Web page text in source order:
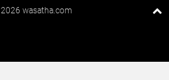
2026 wasatha.com